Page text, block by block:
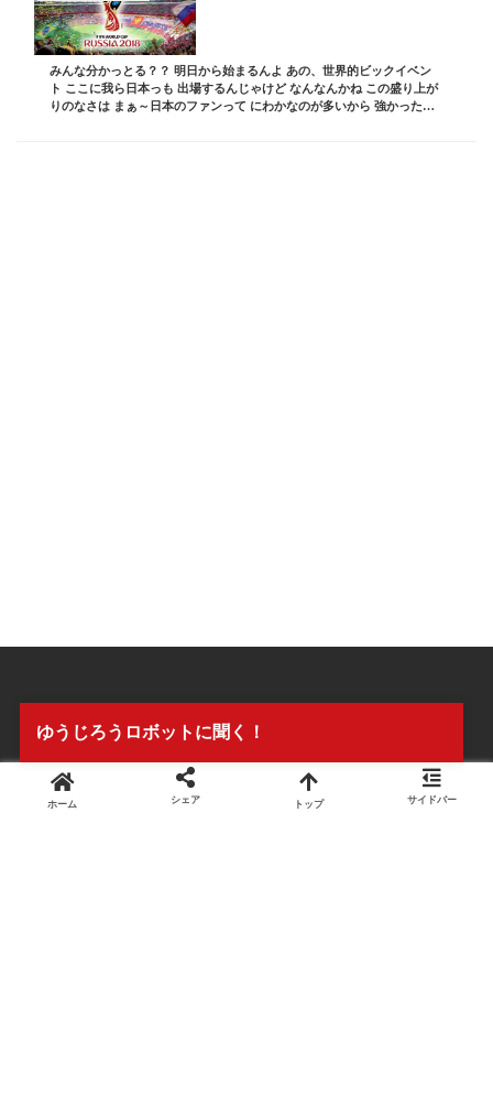
みんな分かっとる？？ 明日から始まるんよ あの、世界的ビックイベン
ト ここに我ら日本っも 出場するんじゃけど なんなんかね この盛り上が
りのなさは まぁ～日本のファンって にわかなのが多いから 強かったら
ホーム シェア トップ サイドバー
ゆうじろうロボットに聞く！